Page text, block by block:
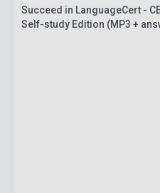
Succeed in LanguageCert -
Self-study Edition (MP3 +